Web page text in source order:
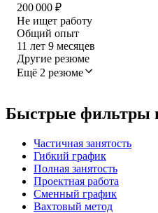
200 000 ₽
Не ищет работу
Общий опыт
11 лет 9 месяцев
Другие резюме
Ещё 2 резюме
Быстрые фильтры
Частичная занятость
Гибкий график
Полная занятость
Проектная работа
Сменный график
Вахтовый метод